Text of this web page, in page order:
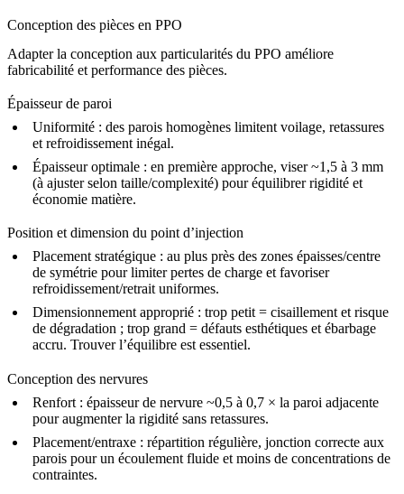
Conception des pièces en PPO
Adapter la conception aux particularités du PPO améliore
fabricabilité et performance des pièces.
Épaisseur de paroi
Uniformité : des parois homogènes limitent voilage, retassures
et refroidissement inégal.
Épaisseur optimale : en première approche, viser ~1,5 à 3 mm
(à ajuster selon taille/complexité) pour équilibrer rigidité et
économie matière.
Position et dimension du point d’injection
Placement stratégique : au plus près des zones épaisses/centre
de symétrie pour limiter pertes de charge et favoriser
refroidissement/retrait uniformes.
Dimensionnement approprié : trop petit = cisaillement et risque
de dégradation ; trop grand = défauts esthétiques et ébarbage
accru. Trouver l’équilibre est essentiel.
Conception des nervures
Renfort : épaisseur de nervure ~0,5 à 0,7 × la paroi adjacente
pour augmenter la rigidité sans retassures.
Placement/entraxe : répartition régulière, jonction correcte aux
parois pour un écoulement fluide et moins de concentrations de
contraintes.